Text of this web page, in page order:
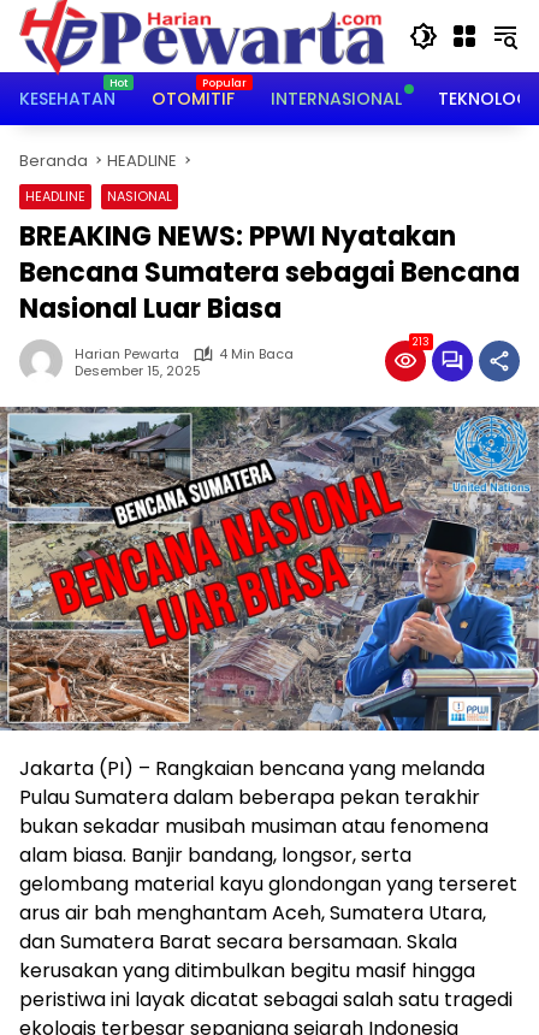
Langsung
konten
KESEHATAN
OTOMITIF INTERNASIONAL TEKNOLOGI
Beranda HEADLINE
HEADLINE NASIONAL
BREAKING NEWS: PPWI Nyatakan
Bencana Sumatera sebagai Bencana
Nasional Luar Biasa
Harian Pewarta
4 Min Baca
Desember 15, 2025
213
Jakarta (PI) – Rangkaian bencana yang melanda
Pulau Sumatera dalam beberapa pekan terakhir
bukan sekadar musibah musiman atau fenomena
alam biasa. Banjir bandang, longsor, serta
gelombang material kayu glondongan yang terseret
arus air bah menghantam Aceh, Sumatera Utara,
dan Sumatera Barat secara bersamaan. Skala
kerusakan yang ditimbulkan begitu masif hingga
peristiwa ini layak dicatat sebagai salah satu tragedi
ekologis terbesar sepanjang sejarah Indonesia